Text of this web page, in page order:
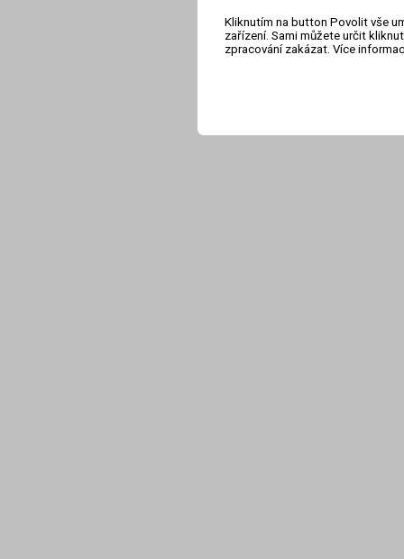
Kliknutím na button Povolit vše
zařízení. Sami můžete určit
zpracování zakázat. Více